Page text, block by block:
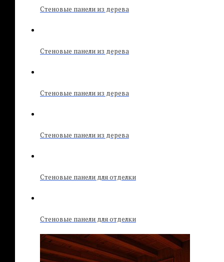
Стеновые панели из дерева
Стеновые панели из дерева
Стеновые панели из дерева
Стеновые панели из дерева
Стеновые панели для отделки
Стеновые панели для отделки